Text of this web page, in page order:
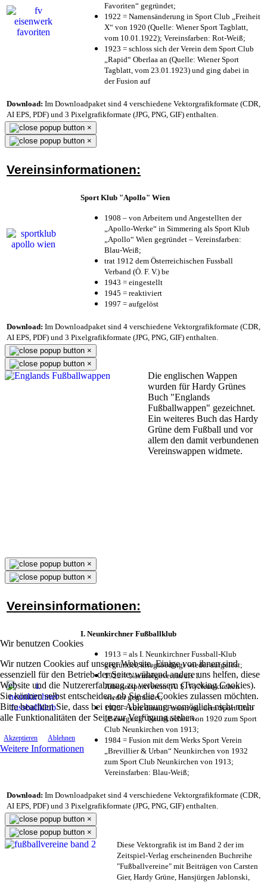
Wir benutzen Cookies
Wir nutzen Cookies auf unserer Website. Einige von ihnen sind
essenziell für den Betrieb der Seite, während andere uns helfen, diese
Website und die Nutzererfahrung zu verbessern (Tracking Cookies).
Sie können selbst entscheiden, ob Sie die Cookies zulassen möchten.
Bitte beachten Sie, dass bei einer Ablehnung womöglich nicht mehr
alle Funktionalitäten der Seite zur Verfügung stehen.
Akzeptieren Ablehnen
Weitere Informationen
Favoriten“ gegründet;
1922 = Namensänderung in Sport Club „Freiheit
X“ von 1920 (Quelle: Wiener Sport Tagblatt,
vom 10.01.1922); Vereinsfarben: Rot-Weiß;
1923 = schloss sich der Verein dem Sport Club
„Rapid“ Oberlaa an (Quelle: Wiener Sport
Tagblatt, vom 23.01.1923) und ging dabei in
der Fusion auf
Download: Im Downloadpaket sind 4 verschiedene Vektorgrafikformate (CDR,
AI EPS, PDF) und 3 Pixelgrafikformate (JPG, PNG, GIF) enthalten.
×
×
Vereinsinformationen:
Sport Klub "Apollo" Wien
1908 – von Arbeitern und Angestellten der
„Apollo-Werke“ in Simmering als Sport Klub
„Apollo“ Wien gegründet – Vereinsfarben:
Blau-Weiß;
trat 1912 dem Österreichischen Fussball
Verband (Ö. F. V.) be
1943 = eingestellt
1945 = reaktiviert
1997 = aufgelöst
Download: Im Downloadpaket sind 4 verschiedene Vektorgrafikformate (CDR,
AI EPS, PDF) und 3 Pixelgrafikformate (JPG, PNG, GIF) enthalten.
×
×
Die englischen Wappen
wurden für Hardy Grünes
Buch "Englands
Fußballwappen" gezeichnet.
Ein weiteres Buch das Hardy
Grüne dem Fußball und vor
allem den damit verbundenen
Vereinswappen widmete.
×
×
Vereinsinformationen:
I. Neunkirchner Fußballklub
1913 = als I. Neunkirchner Fussball-Klub
gegründet, kriegsbedingt wieder aufgelöst;
1925 = Nachfolgeverein als 1.
Arbeitersportverein (A. S. V.) Neunkirchen
wieder gegründet;
1925 = kurz darauf Fusion mit dem Sport Club
„Bewegung“ Neunkirchen von 1920 zum Sport
Club Neunkirchen von 1913;
1984 = Fusion mit dem Werks Sport Verein
„Brevillier & Urban“ Neunkirchen von 1932
zum Sport Club Neunkirchen von 1913;
Vereinsfarben: Blau-Weiß;
Download: Im Downloadpaket sind 4 verschiedene Vektorgrafikformate (CDR,
AI EPS, PDF) und 3 Pixelgrafikformate (JPG, PNG, GIF) enthalten.
×
×
Diese Vektorgrafik ist im Band 2 der im
Zeitspiel-Verlag erscheinenden Buchreihe
"Fußballvereine" mit Beiträgen von Carsten
Gier, Hardy Grüne, Hansjürgen Jablonski,